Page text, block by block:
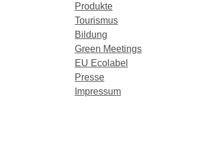
Produkte
Tourismus
Bildung
Green Meetings
EU Ecolabel
Presse
Impressum